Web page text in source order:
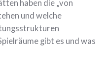
haben die „von
und welche
gibt es und was